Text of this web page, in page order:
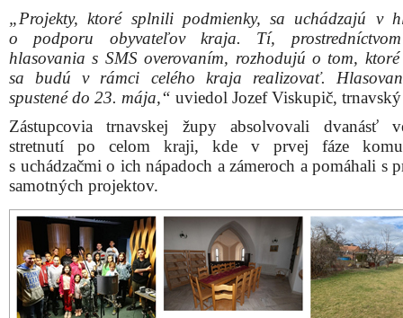
„Projekty, ktoré splnili podmienky, sa uchádzajú v
o podporu obyvateľov kraja. Tí,
hlasovania s SMS overovaním, rozhodujú o tom, ktoré
sa budú v rámci celého kraja realizovať.
spustené do 23. mája,“ uviedol Jozef Viskupič,
Zástupcovia trnavskej župy absolvovali dvanásť
stretnutí po celom kraji, kde v prvej fáze
s uchádzačmi o ich nápadoch a zámeroch a pomáhali s
samotných projektov.